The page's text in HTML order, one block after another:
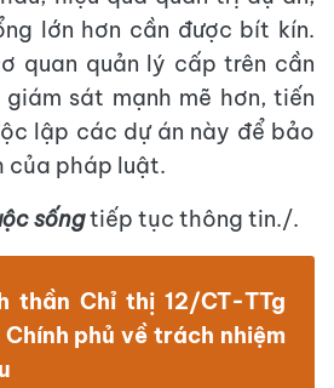
lớn hơn cần được bít kín.
quan quản lý cấp trên cần
sát mạnh mẽ hơn, tiến
lập các dự án này để bảo
của pháp luật.
sốngtiếp tục thông tin./.
thần Chỉ thị 12/CT-TTg
phủ về trách nhiệm